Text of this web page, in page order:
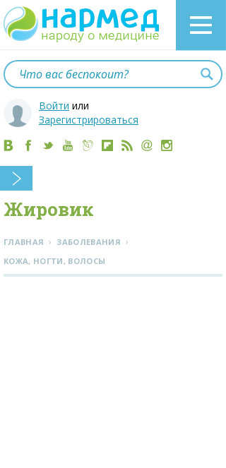
Войти или
Зарегистрироваться
Жировик
ГЛАВНАЯ › ЗАБОЛЕВАНИЯ ›
КОЖА, НОГТИ, ВОЛОСЫ